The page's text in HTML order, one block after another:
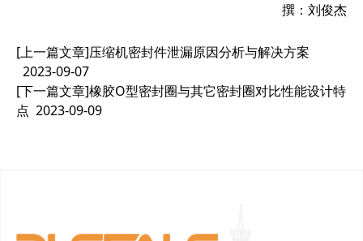
撰：刘俊杰
[上一篇文章]压缩机密封件泄漏原因分析与解决方案
2023-09-07
[下一篇文章]橡胶O型密封圈与其它密封圈对比性能设计特
点 2023-09-09